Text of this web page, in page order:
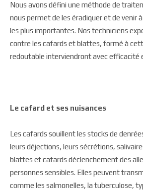
Nous avons défini une méthode de
nous permet de les éradiquer et de venir
les plus importantes. Nos techniciens
contre les cafards et blattes, formé à
redoutable interviendront avec efficacité
Le cafard et ses nuisances
Les cafards souillent les stocks de
leurs déjections, leurs sécrétions,
blattes et cafards déclenchement des
personnes sensibles. Elles peuvent
comme les salmonelles, la tuberculose,